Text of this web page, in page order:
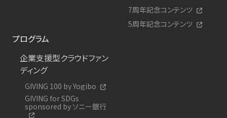
7周年記念コンテンツ
5周年記念コンテンツ
プログラム
企業支援型クラウドファン
ディング
GIVING 100 by Yogibo
GIVING for SDGs
sponsored by ソニー銀行